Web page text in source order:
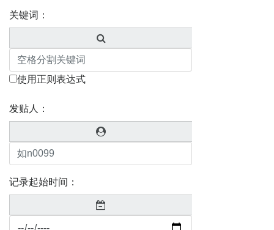
关键词：
使用正则表达式
发贴人：
记录起始时间：